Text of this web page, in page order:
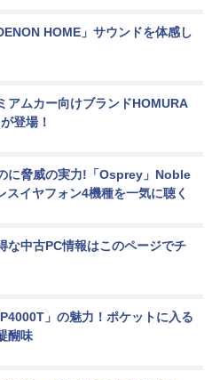
HOME」サウンドを体感し
アムカー向けブランドHOMURA
登場！
に脅威の実力!「Osprey」Noble
イヤフォン4機種を一気に聴く
な中古PC情報はこのページでチ
」の魅力！ポケットに入る
醐味